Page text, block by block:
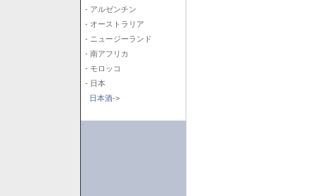
- アルゼンチン
- オーストラリア
- ニュージーランド
- 南アフリカ
- モロッコ
- 日本
日本酒->